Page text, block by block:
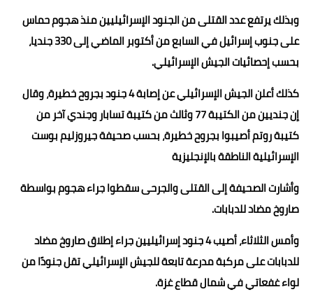
وبذلك يرتفع عدد القتلى من الجنود الإسرائيليين منذ هجوم حماس
على جنوب إسرائيل في السابع من أكتوبر الماضي إلى 330 جنديا،
بحسب إحصائيات الجيش الإسرائيلي.
كذلك أعلن الجيش الإسرائيلي عن إصابة 4 جنود بجروح خطيرة، وقال
إن جنديين من الكتيبة 77 وثالث من كتيبة تسابار وجندي آخر من
كتيبة روتم أصيبوا بجروح خطيرة، بحسب صحيفة جيروزليم بوست
الإسرائيلية الناطقة بالإنجليزية
وأشارت الصحيفة إلى القتلى والجرحى سقطوا جراء هجوم بواسطة
صاروخ مضاد للدبابات.
وأمس الثلاثاء، أصيب 4 جنود إسرائيليين جراء إطلاق صاروخ مضاد
للدبابات على مركبة مدرعة تابعة للجيش الإسرائيلي تقل جنودًا من
لواء غفعاتي في شمال قطاع غزة.